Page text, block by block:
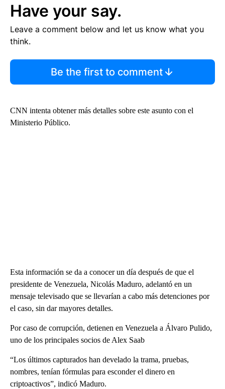
Have your say.
Leave a comment below and let us know what you
think.
Be the first to comment
CNN intenta obtener más detalles sobre este asunto con el
Ministerio Público.
Esta información se da a conocer un día después de que el
presidente de Venezuela, Nicolás Maduro, adelantó en un
mensaje televisado que se llevarían a cabo más detenciones por
el caso, sin dar mayores detalles.
Por caso de corrupción, detienen en Venezuela a Álvaro Pulido,
uno de los principales socios de Alex Saab
“Los últimos capturados han develado la trama, pruebas,
nombres, tenían fórmulas para esconder el dinero en
criptoactivos”, indicó Maduro.